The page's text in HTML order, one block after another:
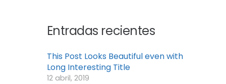
Entradas recientes
This Post Looks Beautiful even with
Long Interesting Title
12 abril, 2019